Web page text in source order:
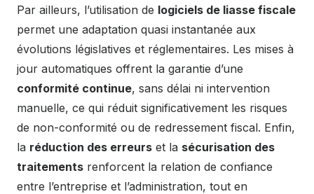
Par ailleurs, l’utilisation de logiciels de liasse fiscale
permet une adaptation quasi instantanée aux
évolutions législatives et réglementaires. Les mises à
jour automatiques offrent la garantie d’une
conformité continue, sans délai ni intervention
manuelle, ce qui réduit significativement les risques
de non-conformité ou de redressement fiscal. Enfin,
la réduction des erreurs et la sécurisation des
traitements renforcent la relation de confiance
entre l’entreprise et l’administration, tout en